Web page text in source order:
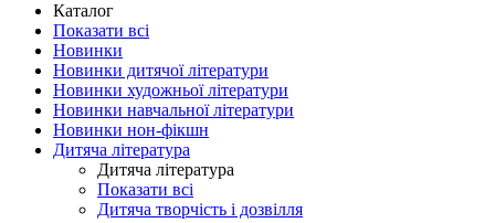
Каталог
Показати всі
Новинки
Новинки дитячої літератури
Новинки художньої літератури
Новинки навчальної літератури
Новинки нон-фікшн
Дитяча література
Дитяча література
Показати всі
Дитяча творчість і дозвілля